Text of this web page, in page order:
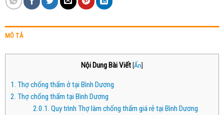
MÔ TẢ
Nội Dung Bài Viết [Ẩn]
1. Thợ chống thấm ở tại Bình Dương
2. Thợ chống thấm tại Bình Dương
2.0.1. Quy trình Thợ làm chống thấm giá rẻ tại Bình Dương